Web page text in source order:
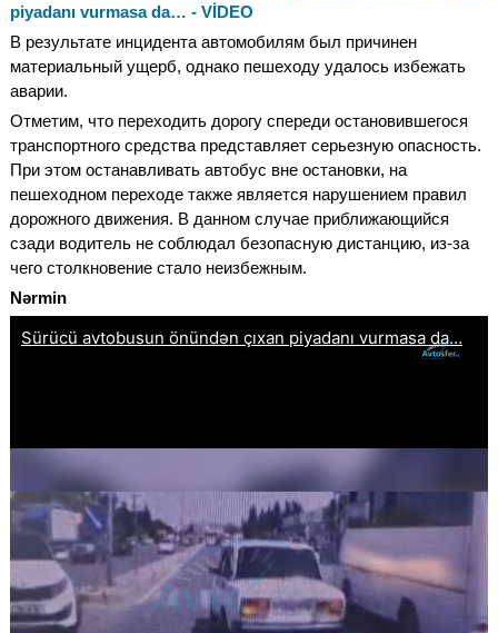
piyadanı vurmasa da… - VİDEO
В результате инцидента автомобилям был причинен
материальный ущерб, однако пешеходу удалось избежать
аварии.
Отметим, что переходить дорогу спереди остановившегося
транспортного средства представляет серьезную опасность.
При этом останавливать автобус вне остановки, на
пешеходном переходе также является нарушением правил
дорожного движения. В данном случае приближающийся
сзади водитель не соблюдал безопасную дистанцию, из-за
чего столкновение стало неизбежным.
Nərmin